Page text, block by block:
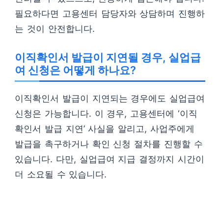
필요하다면 고용센터 담당자와 상담하며 진행하
는 것이 안전합니다.
이직확인서 발급이 지연될 경우, 실업급
여 신청은 어떻게 하나요?
이직확인서 발급이 지연되는 경우에도 실업급여
신청은 가능합니다. 이 경우, 고용센터에 ‘이직
확인서 발급 지연’ 사실을 알리고, 사업주에게
발급을 촉구하거나 확인 신청 절차를 진행할 수
있습니다. 다만, 실업급여 지급 결정까지 시간이
더 소요될 수 있습니다.